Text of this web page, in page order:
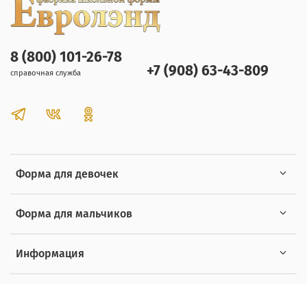
Форма для девочек
Форма для мальчиков
Информация
8 (800) 101-26-78
справочная служба +7 (908) 63-43-809